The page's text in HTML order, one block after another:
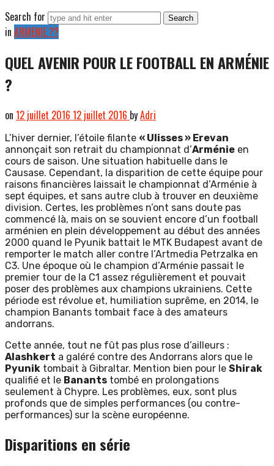
Search for
in ARMENIE ??
QUEL AVENIR POUR LE FOOTBALL EN ARMÉNIE
?
on 12 juillet 2016 12 juillet 2016 byAdri
L’hiver dernier, l’étoile filante « Ulisses » Erevan
annonçait son retrait du championnat d’Arménie en
cours de saison. Une situation habituelle dans le
Causase. Cependant, la disparition de cette équipe pour
raisons financières laissait le championnat d’Arménie à
sept équipes, et sans autre club à trouver en deuxième
division. Certes, les problèmes n’ont sans doute pas
commencé là, mais on se souvient encore d’un football
arménien en plein développement au début des années
2000 quand le Pyunik battait le MTK Budapest avant de
remporter le match aller contre l’Artmedia Petrzalka en
C3. Une époque où le champion d’Arménie passait le
premier tour de la C1 assez régulièrement et pouvait
poser des problèmes aux champions ukrainiens. Cette
période est révolue et, humiliation suprême, en 2014, le
champion Banants tombait face à des amateurs
andorrans.
Cette année, tout ne fût pas plus rose d’ailleurs :
Alashkert a galéré contre des Andorrans alors que le
Pyunik tombait à Gibraltar. Mention bien pour le Shirak
qualifié et le Banants tombé en prolongations
seulement à Chypre. Les problèmes, eux, sont plus
profonds que de simples performances (ou contre-
performances) sur la scène européenne.
Disparitions en série